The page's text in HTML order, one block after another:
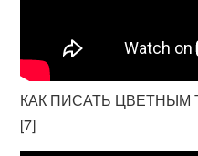
КАК ПИСАТЬ ЦВЕТНЫМ
[7]